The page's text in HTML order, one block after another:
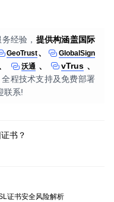
经验， 提供构涵盖国际
GeoTrust、 GlobalSign
沃通 、 vTrus、
全程技术支持及免费部署
联系!
书？
证书安全风险解析